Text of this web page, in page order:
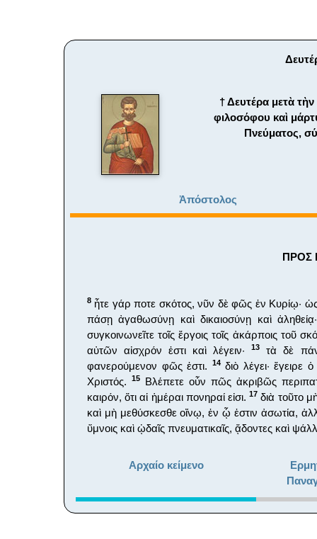
† Δευτέρα μετὰ
φιλοσόφου καὶ
Πνεύματος,
Ἀπόστολος
ΠΡΟΣ
8 ἦτε γάρ ποτε σκότος, νῦν δὲ φῶς ἐν Κυρίῳ·
πάσῃ ἀγαθωσύνῃ καὶ δικαιοσύνῃ καὶ
συγκοινωνεῖτε τοῖς ἔργοις τοῖς ἀκάρποις τοῦ
αὐτῶν αἰσχρόν ἐστι καὶ λέγειν·13
τὰ δὲ
φανερούμενον φῶς ἐστι.
14διὸ λέγει· ἔγειρε
Χριστός.
15Βλέπετε οὖν πῶς ἀκριβῶς
καιρόν, ὅτι αἱ ἡμέραι πονηραί εἰσι.17 διὰ τοῦτο
καὶ μὴ μεθύσκεσθε οἴνῳ, ἐν ᾧ ἐστιν ἀσωτία,
ὕμνοις καὶ ᾠδαῖς πνευματικαῖς, ᾄδοντες καὶ
Αρχαίο κείμενο